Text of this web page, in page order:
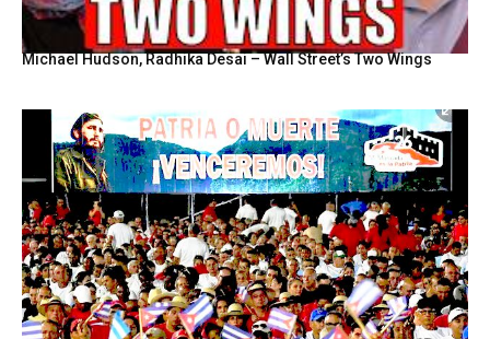
Michael Hudson, Radhika Desai – Wall Street’s Two Wings